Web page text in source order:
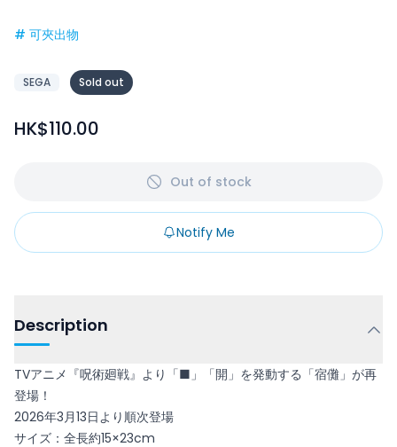
# 可夾出物
SEGA Sold out
HK$110.00
Out of stock
Notify Me
Description
TVアニメ『呪術廻戦』より「■」「開」を発動する「宿儺」が再
登場！
2026年3月13日より順次登場
サイズ：全長約15×23cm